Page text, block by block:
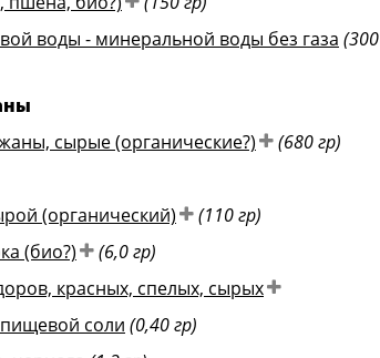
воды - минеральной воды без газа (300
сырые (органические?)
(680 гр)
(органический)
(110 гр)
(био?)
(6,0 гр)
красных, спелых, сырых
соли (0,40 гр)